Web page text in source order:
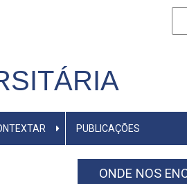
PUBLICAÇÕES
ONDE NOS